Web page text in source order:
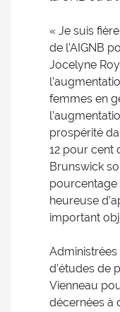
« Je suis
de l’AIGNB
Jocelyne
femmes en
prospérité
12 pour cent
Brunswick
pourcentage
heureuse
important
Administrées
d’études de
Vienneau
décernées à